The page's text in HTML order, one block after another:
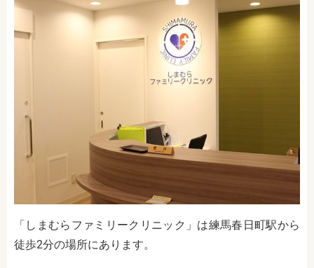
「しまむらファミリークリニック」は練馬春日町駅から
徒歩2分の場所にあります。